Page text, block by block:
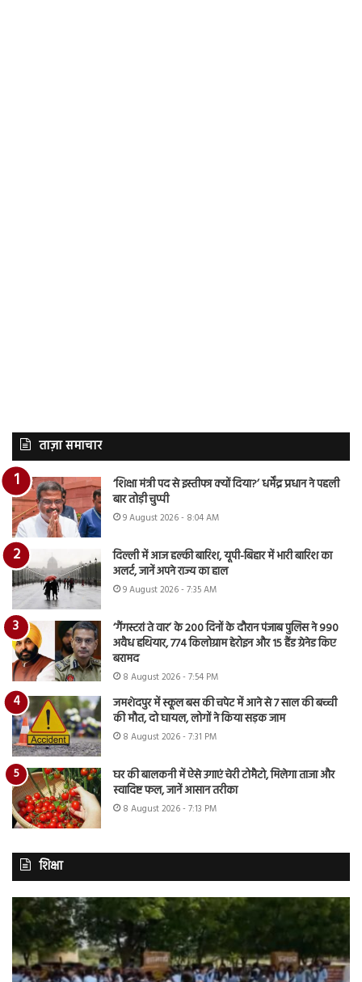
ताज़ा समाचार
‘शिक्षा मंत्री पद से इस्तीफा क्यों दिया?’ धर्मेंद्र प्रधान ने पहली
बार तोड़ी चुप्पी
9 August 2026 - 8:04 AM
दिल्ली में आज हल्की बारिश, यूपी-बिहार में भारी बारिश का
अलर्ट, जानें अपने राज्य का हाल
9 August 2026 - 7:35 AM
‘गैंगस्टरां ते वार’ के 200 दिनों के दौरान पंजाब पुलिस ने 990
अवैध हथियार, 774 किलोग्राम हेरोइन और 15 हैंड ग्रेनेड किए
बरामद
8 August 2026 - 7:54 PM
जमशेदपुर में स्कूल बस की चपेट में आने से 7 साल की बच्ची
की मौत, दो घायल, लोगों ने किया सड़क जाम
8 August 2026 - 7:31 PM
घर की बालकनी में ऐसे उगाएं चेरी टोमैटो, मिलेगा ताजा और
स्वादिष्ट फल, जानें आसान तरीका
8 August 2026 - 7:13 PM
शिक्षा